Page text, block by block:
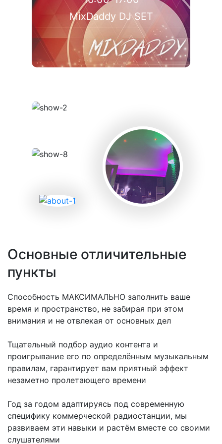
MixDaddy DJ SET
SFERA с Аней Бондаренко
18:00-18:30
Toп 10
Основные отличительные
пункты
Способность МАКСИМАЛЬНО заполнить ваше
время и пространство, не забирая при этом
внимания и не отвлекая от основных дел
Тщательный подбор аудио контента и
проигрывание его по определённым музыкальным
правилам, гарантирует вам приятный эффект
незаметно пролетающего времени
Год за годом адаптируясь под современную
специфику коммерческой радиостанции, мы
развиваем эти навыки и растём вместе со своими
слушателями